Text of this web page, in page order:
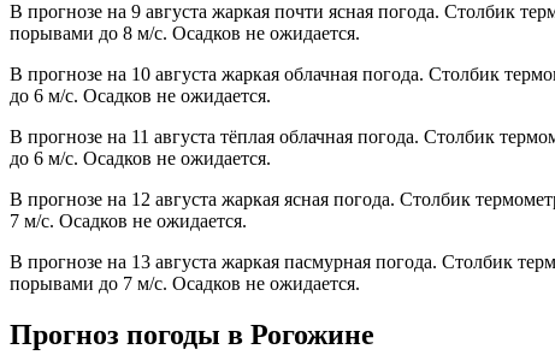
В прогнозе на 9 августа жаркая почти ясная погода. Столбик
порывами до 8 м/с. Осадков не ожидается.
В прогнозе на 10 августа жаркая облачная погода. Столбик
до 6 м/с. Осадков не ожидается.
В прогнозе на 11 августа тёплая облачная погода. Столбик
до 6 м/с. Осадков не ожидается.
В прогнозе на 12 августа жаркая ясная погода. Столбик
7 м/с. Осадков не ожидается.
В прогнозе на 13 августа жаркая пасмурная погода. Столбик
порывами до 7 м/с. Осадков не ожидается.
Прогноз погоды в Рогожине